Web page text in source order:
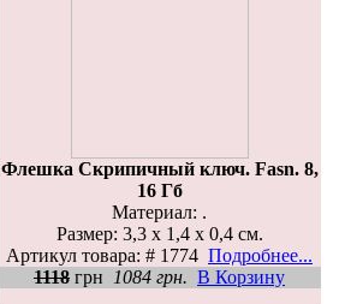
Флешка Скрипичный ключ. Fasn. 8,
16 Гб
Материал: .
Размер: 3,3 х 1,4 х 0,4 см.
Артикул товара: # 1774 Подробнее...
1118 грн 1084 грн. В Корзину